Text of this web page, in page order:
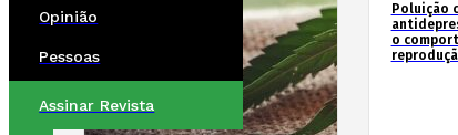
Opinião
Pessoas
Assinar Revista
Poluição
o